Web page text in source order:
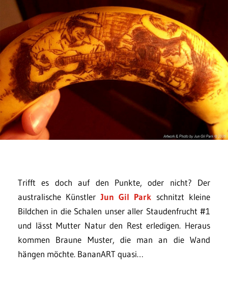
Trifft es doch auf den Punkte, oder nicht? Der
australische KünstlerJun Gil Park schnitzt kleine
Bildchen in die Schalen unser aller Staudenfrucht #1
und lässt Mutter Natur den Rest erledigen. Heraus
kommen Braune Muster, die man an die Wand
hängen möchte. BananART quasi…